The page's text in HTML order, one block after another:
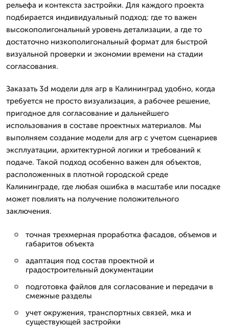
рельефа и контекста застройки. Для каждого проекта
подбирается индивидуальный подход: где то важен
высокополигональный уровень детализации, а где то
достаточно низкополигональный формат для быстрой
визуальной проверки и экономии времени на стадии
согласования.
Заказать 3d модели для агр в Калининград удобно, когда
требуется не просто визуализация, а рабочее решение,
пригодное для согласование и дальнейшего
использования в составе проектных материалов. Мы
выполняем создание модели для агр с учетом сценариев
эксплуатации, архитектурной логики и требований к
подаче. Такой подход особенно важен для объектов,
расположенных в плотной городской среде
Калининграде, где любая ошибка в масштабе или посадке
может повлиять на получение положительного
заключения.
точная трехмерная проработка фасадов, объемов и
габаритов объекта
адаптация под состав проектной и
градостроительный документации
подготовка файлов для согласование и передачи в
смежные разделы
учет окружения, транспортных связей, мка и
существующей застройки